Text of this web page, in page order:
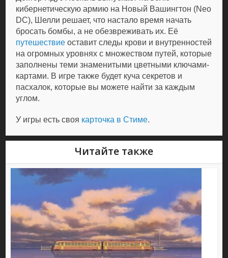
кибернетическую армию на Новый Вашингтон (Neo
DC), Шелли решает, что настало время начать
бросать бомбы, а не обезвреживать их. Её
путешествие оставит следы крови и внутренностей
на огромных уровнях с множеством путей, которые
заполнены теми знаменитыми цветными ключами-
картами. В игре также будет куча секретов и
пасхалок, которые вы можете найти за каждым
углом.
У игры есть своя карточка в Стиме.
Читайте также